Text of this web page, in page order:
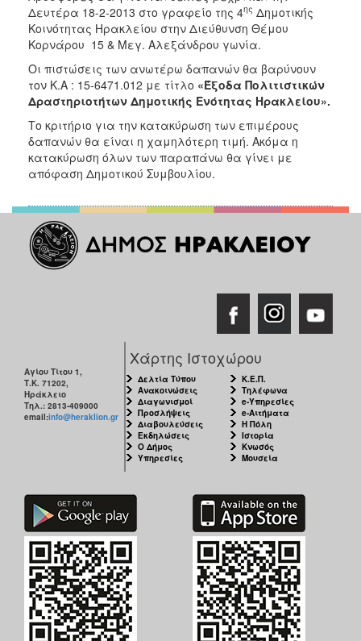
Δευτέρα 18-2-2013 στο γραφείο της 4ης Δημοτικής
Κοινότητας Ηρακλείου στην Διεύθυνση Θέμου
Κορνάρου 15 & Μεγ. Αλεξάνδρου γωνία.
Οι πιστώσεις των ανωτέρω δαπανών θα βαρύνουν
τον Κ.Α : 15-6471.012 με τίτλο «Έξοδα Πολιτιστικών
Δραστηριοτήτων Δημοτικής Ενότητας Ηρακλείου».
Το κριτήριο για την κατακύρωση των επιμέρους
δαπανών θα είναι η χαμηλότερη τιμή. Ακόμα η
κατακύρωση όλων των παραπάνω θα γίνει με
απόφαση Δημοτικού Συμβουλίου.
Αγίου Τίτου 1,
Τ.Κ. 71202,
Ηράκλειο
Τηλ.: 2813-409000
email:info@heraklion.gr
Χάρτης Ιστοχώρου
Δελτία Τύπου
Ανακοινώσεις
Διαγωνισμοί
Προσλήψεις
Διαβουλεύσεις
Εκδηλώσεις
Ο Δήμος
Υπηρεσίες
Κ.Ε.Π.
Τηλέφωνα
e-Υπηρεσίες
e-Αιτήματα
Η Πόλη
Ιστορία
Κνωσός
Μουσεία